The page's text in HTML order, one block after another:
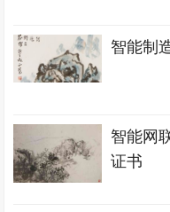
智能制
智能网
证书